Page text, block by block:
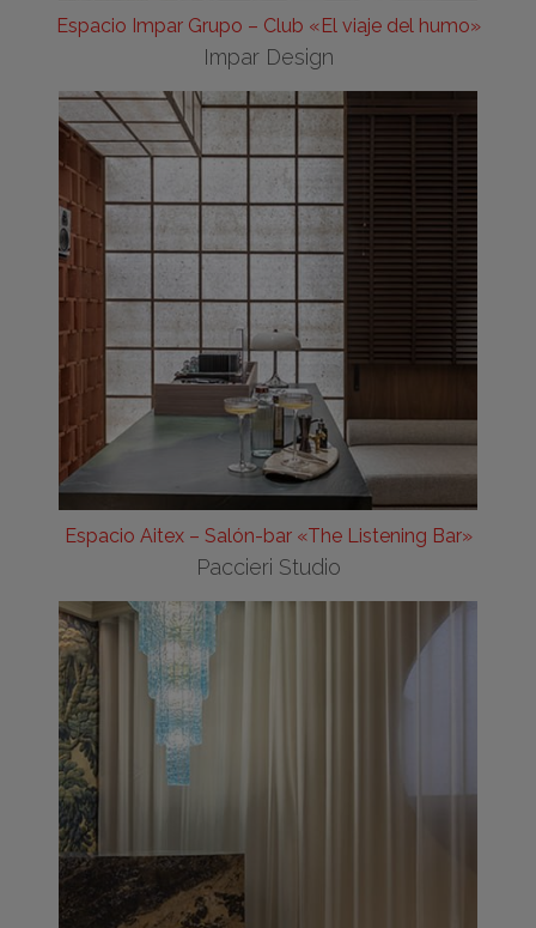
Espacio Impar Grupo – Club «El viaje del humo»
Impar Design
Espacio Aitex – Salón-bar «The Listening Bar»
Paccieri Studio